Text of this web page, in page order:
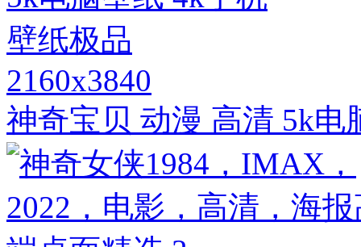
2160x3840
神奇宝贝 动漫 高清 5k电